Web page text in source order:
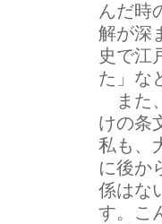
んだ時
解が深
史で江
た」な
また
けの条
私も、
に後か
係はな
す。こ